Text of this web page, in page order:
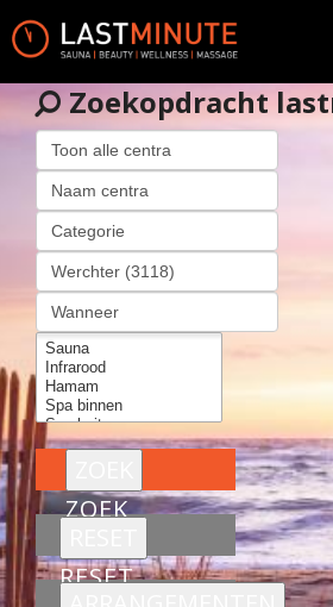
Zoekopdracht
ZOEK
RESET